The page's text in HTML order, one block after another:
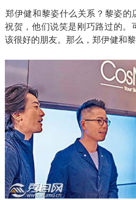
健和黎姿什么关系？黎姿的
祝贺，他们说笑是刚巧路过的。
该很好的朋友。那么，郑伊健和